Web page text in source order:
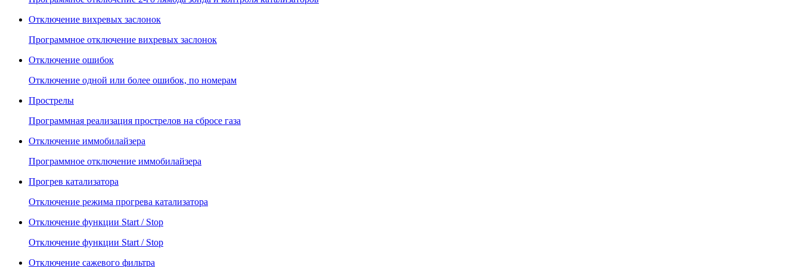
Отключение вихревых заслонок
Программное отключение вихревых заслонок
Отключение ошибок
Отключение одной или более ошибок, по номерам
Прострелы
Программная реализация прострелов на сбросе газа
Отключение иммобилайзера
Программное отключение иммобилайзера
Прогрев катализатора
Отключение режима прогрева катализатора
Отключение функции Start / Stop
Отключение функции Start / Stop
Отключение сажевого фильтра